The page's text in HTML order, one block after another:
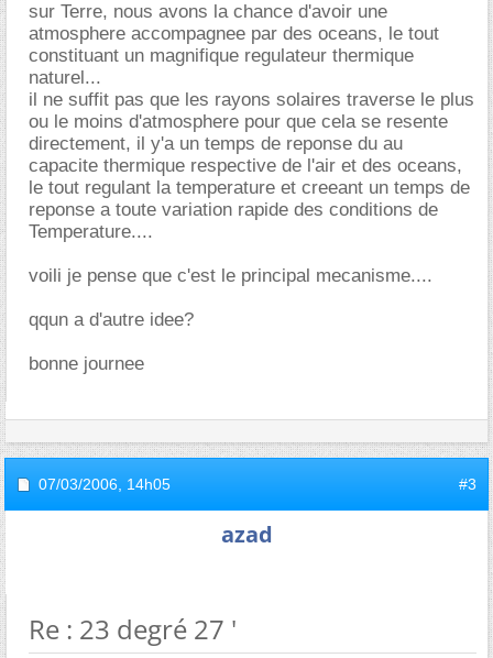
sur Terre, nous avons la chance d'avoir une
atmosphere accompagnee par des oceans, le tout
constituant un magnifique regulateur thermique
naturel...
il ne suffit pas que les rayons solaires traverse le plus
ou le moins d'atmosphere pour que cela se resente
directement, il y'a un temps de reponse du au
capacite thermique respective de l'air et des oceans,
le tout regulant la temperature et creeant un temps de
reponse a toute variation rapide des conditions de
Temperature....
voili je pense que c'est le principal mecanisme....
qqun a d'autre idee?
bonne journee
07/03/2006, 14h05 #3
azad
Re : 23 degré 27 '